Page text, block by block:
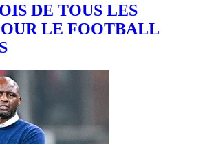
DE TOUS LES
LE FOOTBALL